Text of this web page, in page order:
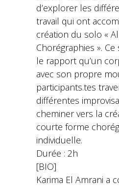
d’explorer les
travail qui ont
création du solo «
Chorégraphies ».
le rapport qu’un
avec son propre
participants.tes
différentes
cheminer vers la
courte forme
individuelle.
Durée : 2h
[BIO]
Karima El Amrani a